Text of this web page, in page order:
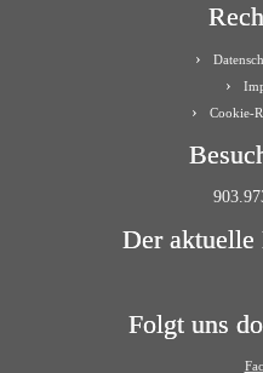
Cookie-
Der
Folgt uns